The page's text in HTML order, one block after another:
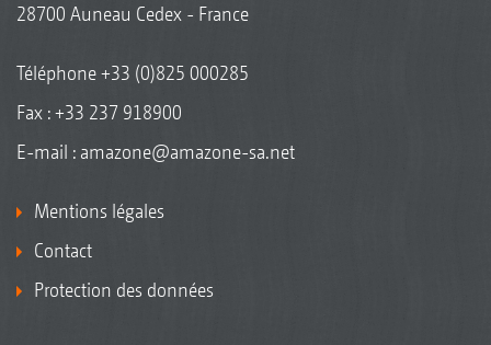
28700 Auneau Cedex - France
Téléphone+33 (0)825 000285
Fax : +33 237 918900
E-mail : amazone@amazone-sa.net
Mentions légales
Contact
Protection des données